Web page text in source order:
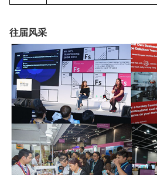
往届风采